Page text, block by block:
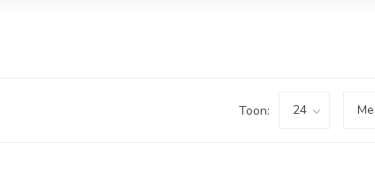
Toon: